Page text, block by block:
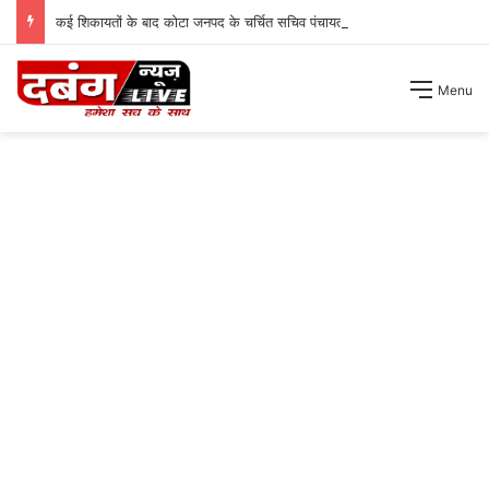
कई शिकायतों के बाद कोटा जनपद के चर्चित सचिव पंचायत से हटाए गए ।
Menu